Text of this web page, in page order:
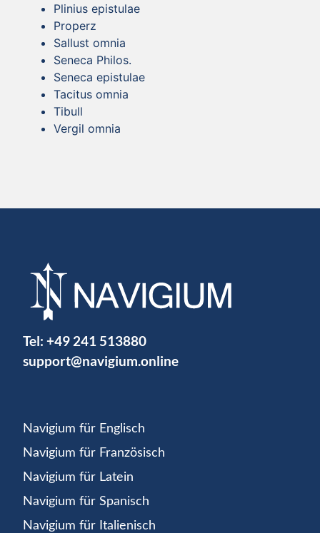
Plinius epistulae
Properz
Sallust omnia
Seneca Philos.
Seneca epistulae
Tacitus omnia
Tibull
Vergil omnia
Tel: +49 241 513880
support@navigium.online
Navigium für Englisch
Navigium für Französisch
Navigium für Latein
Navigium für Spanisch
Navigium für Italienisch